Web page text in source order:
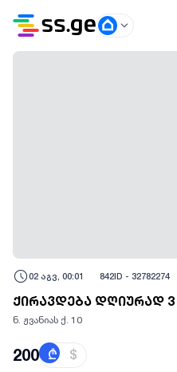
02 აგვ, 00:01 842ID - 32782274
ქირავდება დღიურად 3
ნ. ჟვანიას ქ. 10
200 ₾ $